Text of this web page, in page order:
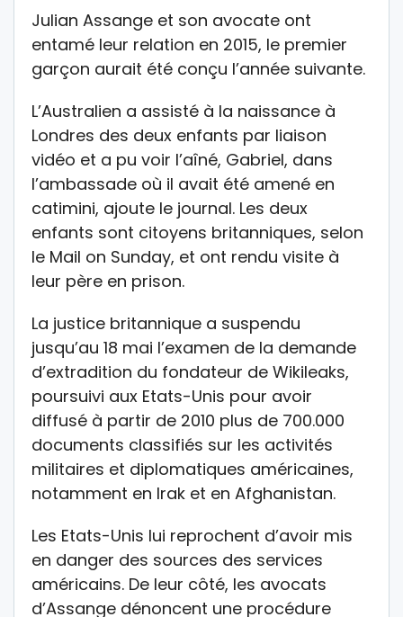
Julian Assange et son avocate ont
entamé leur relation en 2015, le premier
garçon aurait été conçu l’année suivante.
L’Australien a assisté à la naissance à
Londres des deux enfants par liaison
vidéo et a pu voir l’aîné, Gabriel, dans
l’ambassade où il avait été amené en
catimini, ajoute le journal. Les deux
enfants sont citoyens britanniques, selon
le Mail on Sunday, et ont rendu visite à
leur père en prison.
La justice britannique a suspendu
jusqu’au 18 mai l’examen de la demande
d’extradition du fondateur de Wikileaks,
poursuivi aux Etats-Unis pour avoir
diffusé à partir de 2010 plus de 700.000
documents classifiés sur les activités
militaires et diplomatiques américaines,
notamment en Irak et en Afghanistan.
Les Etats-Unis lui reprochent d’avoir mis
en danger des sources des services
américains. De leur côté, les avocats
d’Assange dénoncent une procédure